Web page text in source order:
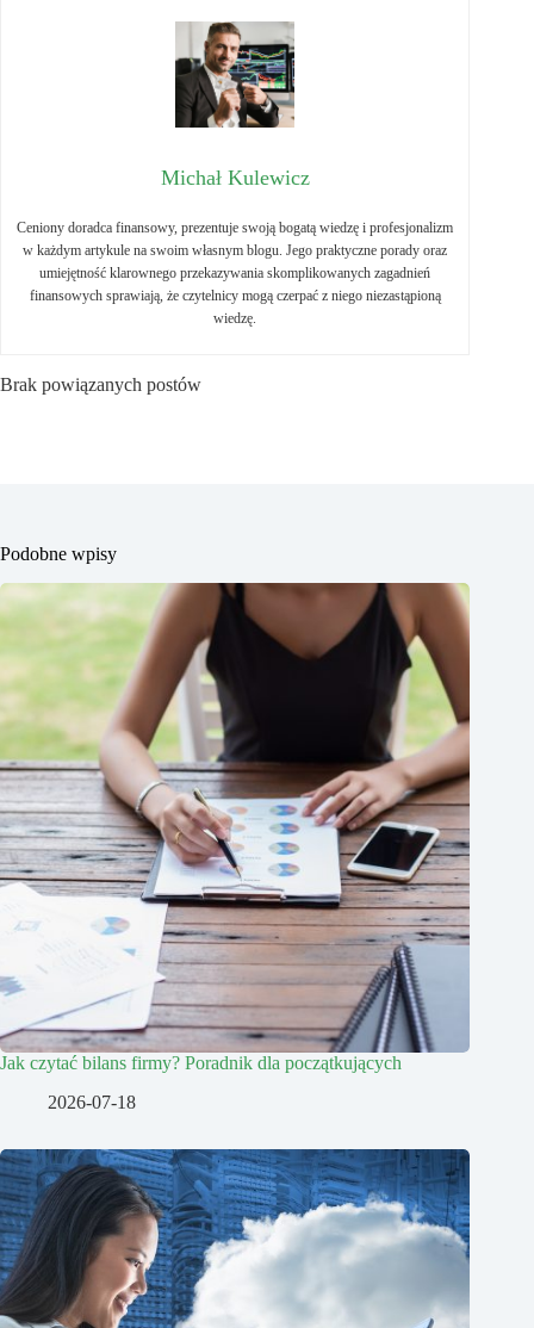
Michał Kulewicz
Ceniony doradca finansowy, prezentuje swoją bogatą wiedzę i profesjonalizm
w każdym artykule na swoim własnym blogu. Jego praktyczne porady oraz
umiejętność klarownego przekazywania skomplikowanych zagadnień
finansowych sprawiają, że czytelnicy mogą czerpać z niego niezastąpioną
wiedzę.
Brak powiązanych postów
Podobne wpisy
Jak czytać bilans firmy? Poradnik dla początkujących
2026-07-18